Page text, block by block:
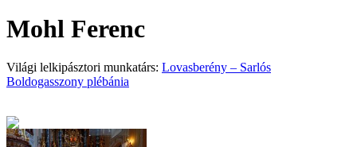
Mohl Ferenc
Világi lelkipásztori munkatárs: Lovasberény – Sarlós
Boldogasszony plébánia